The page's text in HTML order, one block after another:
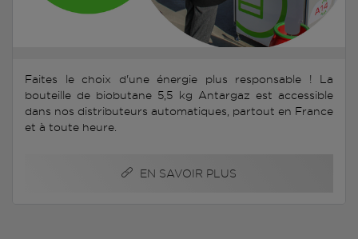
Faites le choix d'une énergie plus responsable ! La
bouteille de biobutane 5,5 kg Antargaz est accessible
dans nos distributeurs automatiques, partout en France
et à toute heure.
EN SAVOIR PLUS